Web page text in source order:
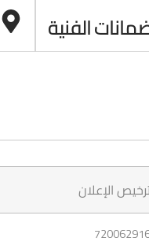
الفنية
الإعلان